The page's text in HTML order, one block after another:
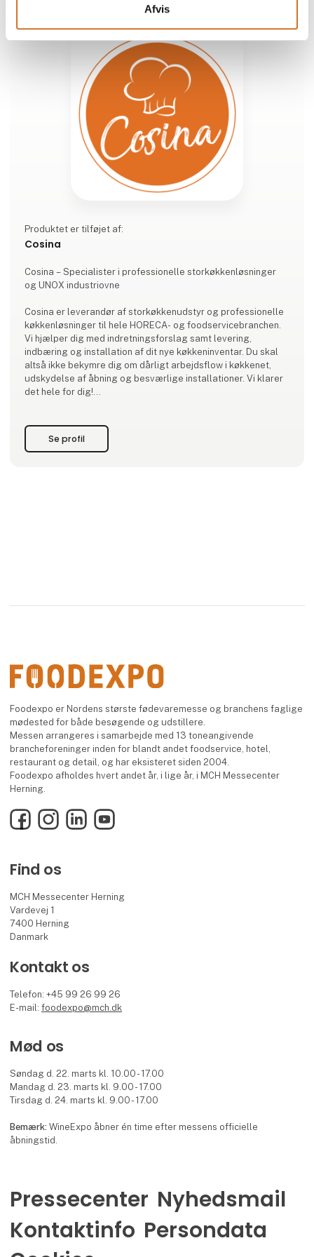
Afvis
Produktet er tilføjet af:
Cosina
Cosina – Specialister i professionelle storkøkkenløsninger
og UNOX industriovne
Cosina er leverandør af storkøkkenudstyr og professionelle
køkkenløsninger til hele HORECA- og foodservicebranchen.
Vi hjælper dig med indretningsforslag samt levering,
indbæring og installation af dit nye køkkeninventar. Du skal
altså ikke bekymre dig om dårligt arbejdsflow i køkkenet,
udskydelse af åbning og besværlige installationer. Vi klarer
det hele for dig!
BAKERLUX SHOP.Pro bakeoff-ovnene i Danmark er vi
eksperter i avancerede industriovne, der kombin
Se profil
Foodexpo er Nordens største fødevaremesse og branchens faglige
mødested for både besøgende og udstillere.
Messen arrangeres i samarbejde med 13 toneangivende
brancheforeninger inden for blandt andet foodservice, hotel,
restaurant og detail, og har eksisteret siden 2004.
Foodexpo afholdes hvert andet år, i lige år, i MCH Messecenter
Herning.
FacebookInstagramLinkedInYouTube
Find os
MCH Messecenter Herning
Vardevej 1
7400 Herning
Danmark
Kontakt os
Telefon: +45 99 26 99 26
E-mail:foodexpo@mch.dk
Mød os
Søndag d. 22. marts kl. 10.00 - 17.00
Mandag d. 23. marts kl. 9.00 - 17.00
Tirsdag d. 24. marts kl. 9.00 - 17.00
Bemærk:WineExpo åbner én time efter messens officielle
åbningstid.
Pressecenter Nyhedsmail
Kontaktinfo Persondata